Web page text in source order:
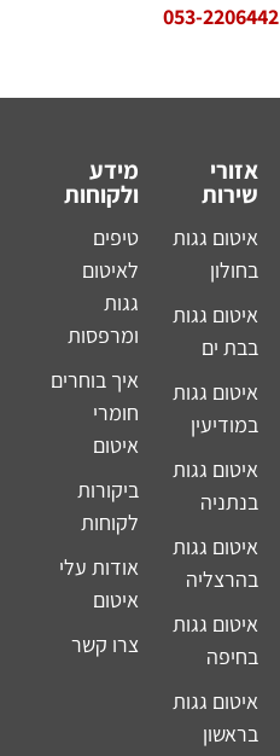
053-2206442
אזורי
שירות
איטום גגות
בחולון
איטום גגות
בבת ים
איטום גגות
במודיעין
איטום גגות
בנתניה
איטום גגות
בהרצליה
איטום גגות
בחיפה
איטום גגות
בראשון
מידע
ולקוחות
טיפים
לאיטום
גגות
ומרפסות
איך בוחרים
חומרי
איטום
ביקורות
לקוחות
אודות עלי
איטום
צרו קשר